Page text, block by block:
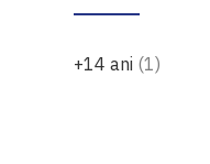
+14 ani 1produs